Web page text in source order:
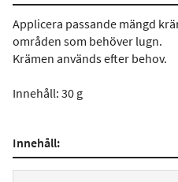
Applicera passande mängd
områden som behöver lugn.
Krämen används efter behov.
Innehåll: 30 g
Innehåll: